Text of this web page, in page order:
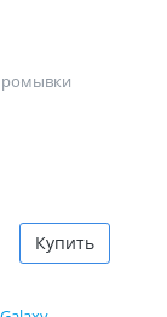
Купить